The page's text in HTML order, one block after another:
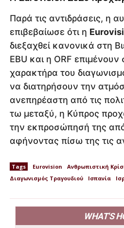
Παρά τις αντιδράσεις, η
επιβεβαίωσε ότι η
διεξαχθεί κανονικά στη
EBU και η ORF επιμένουν
χαρακτήρα του
να διατηρήσουν την
ανεπηρέαστη από τις
τω μεταξύ, η Κύπρος
την εκπροσώπησή της
αφήνοντας πίσω της τις
Tags Eurovision
Ανθρωπιστική
Διαγωνισμός Τραγουδιού
Ισπανία
WHAT'S